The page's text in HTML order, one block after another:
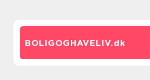
BOLIGOGHAVELIV.dk